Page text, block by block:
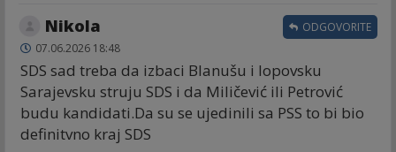
Nikola
07.06.2026 18:48
SDS sad treba da izbaci Blanušu i lopovsku
Sarajevsku struju SDS i da Miličević ili Petrović
budu kandidati.Da su se ujedinili sa PSS to bi bio
definitvno kraj SDS
ODGOVORITE